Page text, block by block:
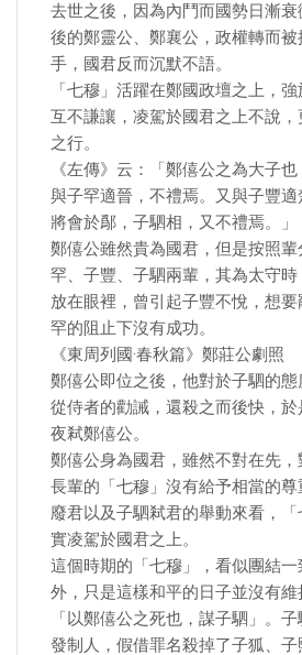
去世之後，因為內鬥而國勢日漸
後的鄭靈公、鄭襄公，政權轉而
手，國君反而沉默不語。
「七穆」活躍在鄭國政壇之上，
互不謙讓，凌駕於國君之上不說
之行。
《左傳》云：「鄭僖公之為大子
與子罕適晉，不禮焉。又與子豐
將會於鄬，子駟相，又不禮焉。」
鄭僖公雖然貴為國君，但是按照
罕、子豐、子駟兩輩，其為太守
放在眼裡，曾引起子豐不悅，想
罕的阻止下沒有成功。
《東周列國·春秋篇》鄭莊公劇照
鄭僖公即位之後，他對於子駟的
從侍者的勸誡，還殺之而後快，
夜弒鄭僖公。
鄭僖公身為國君，雖然不對在先
長輩的「七穆」沒有給予相當的
廢君以及子駟弒君的舉動來看，
實凌駕於國君之上。
這個時期的「七穆」，看似團結
外，只是這樣和平的日子並沒有
「以鄭僖公之死也，謀子駟」。
發制人，假借罪名殺掉了子狐、子